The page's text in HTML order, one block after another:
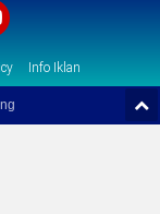
Info Iklan